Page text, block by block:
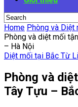
Home Phòng và Diệt
Phòng và diệt mối
– Hà Nội
Diệt mối tại Bắc Từ
Phòng và
Tây Tựu –